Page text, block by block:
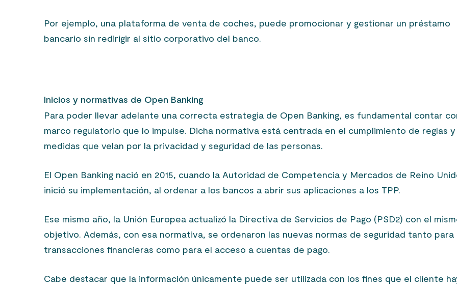
Por ejemplo, una plataforma de venta de coches, puede promocionar y gestionar un préstamo
bancario sin redirigir al sitio corporativo del banco.
Inicios y normativas de Open Banking
Para poder llevar adelante una correcta estrategia de Open Banking, es fundamental contar
marco regulatorio que lo impulse. Dicha normativa está centrada en el cumplimiento de reglas y
medidas que velan por la privacidad y seguridad de las personas.
El Open Banking nació en 2015, cuando la Autoridad de Competencia y Mercados de Reino
inició su implementación, al ordenar a los bancos a abrir sus aplicaciones a los TPP.
Ese mismo año, la Unión Europea actualizó la Directiva de Servicios de Pago (PSD2) con el
objetivo. Además, con esa normativa, se ordenaron las nuevas normas de seguridad tanto para
transacciones financieras como para el acceso a cuentas de pago.
Cabe destacar que la información únicamente puede ser utilizada con los fines que el cliente